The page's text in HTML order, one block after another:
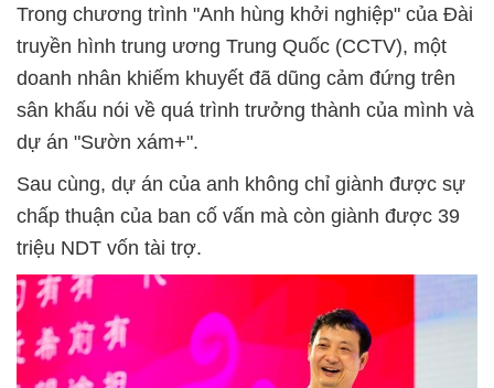
Trong chương trình "Anh hùng khởi nghiệp" của Đài
truyền hình trung ương Trung Quốc (CCTV), một
doanh nhân khiếm khuyết đã dũng cảm đứng trên
sân khấu nói về quá trình trưởng thành của mình và
dự án "Sườn xám+".
Sau cùng, dự án của anh không chỉ giành được sự
chấp thuận của ban cố vấn mà còn giành được 39
triệu NDT vốn tài trợ.